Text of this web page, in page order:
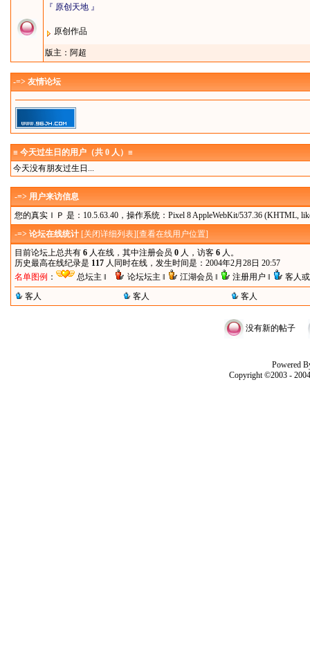
『 原创天地 』
原创作品
版主： 阿超
-=> 友情论坛
≡ 今天过生日的用户（共 0 人）≡
今天没有朋友过生日...
-=> 用户来访信息
您的真实ＩＰ 是：10.5.63.40，操作系统：Pixel 8 AppleWebKit/537.36 (KHTML,
-=> 论坛在线统计[关闭详细列表][查看在线用户位置]
目前论坛上总共有 6 人在线，其中注册会员 0 人，访客 6 人。
历史最高在线纪录是 117 人同时在线，发生时间是：2004年2月28日 20:57
名单图例 ： 总坛主 ‖ 论坛坛主 ‖ 江湖会员 ‖ 注册用户 ‖
客人
客人
客人 客人
没有新的帖子
Powered
Copyright ©2003 -